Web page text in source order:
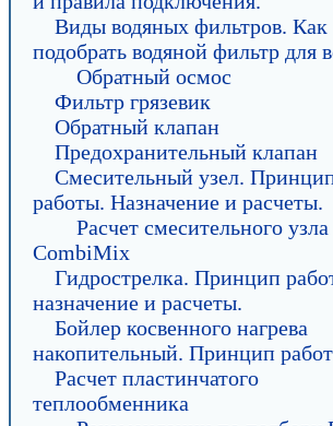
Виды водяных фильтров. Как
подобрать водяной фильтр для
Обратный осмос
Фильтр грязевик
Обратный клапан
Предохранительный клапан
Смесительный узел.
работы. Назначение и расчеты.
Расчет смесительного узла
CombiMix
Гидрострелка. Принцип
назначение и расчеты.
Бойлер косвенного нагрева
накопительный. Принцип
Расчет пластинчатого
теплообменника